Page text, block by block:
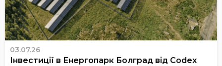
03.07.26
Інвестиції в Енергопарк Болград від Codex